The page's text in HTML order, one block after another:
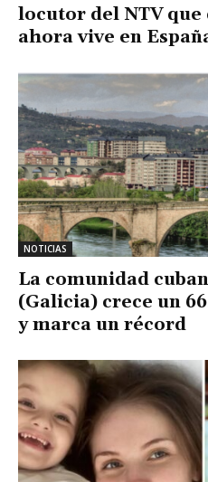
locutor del NTV que
ahora vive en
NOTICIAS
La comunidad
(Galicia) crece un
y marca un récord